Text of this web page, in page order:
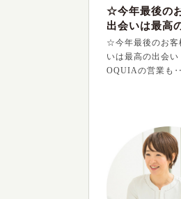
☆今年最後の
出会いは最高
☆今年最後のお客
いは最高の出会
OQUIAの営業